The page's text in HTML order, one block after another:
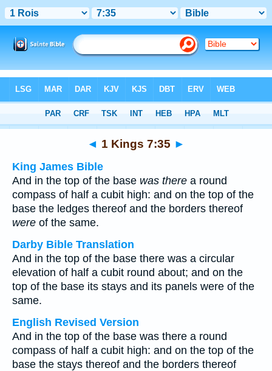
> 1 Kings 7:35
◄ 1 Kings 7:35 ►
King James Bible
And in the top of the base was there a round
compass of half a cubit high: and on the top of the
base the ledges thereof and the borders thereof
were of the same.
Darby Bible Translation
And in the top of the base there was a circular
elevation of half a cubit round about; and on the
top of the base its stays and its panels were of the
same.
English Revised Version
And in the top of the base was there a round
compass of half a cubit high: and on the top of the
base the stays thereof and the borders thereof